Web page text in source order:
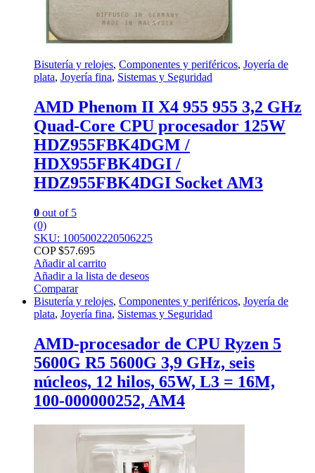
Bisutería y relojes, Componentes y periféricos, Joyería de
plata, Joyería fina, Sistemas y Seguridad
AMD Phenom II X4 955 955 3,2 GHz
Quad-Core CPU procesador 125W
HDZ955FBK4DGM /
HDX955FBK4DGI /
HDZ955FBK4DGI Socket AM3
0 out of 5
(0)
SKU: 1005002220506225
COP $57.695
Añadir al carrito
Añadir a la lista de deseos
Comparar
Bisutería y relojes, Componentes y periféricos, Joyería de
plata, Joyería fina, Sistemas y Seguridad
AMD-procesador de CPU Ryzen 5
5600G R5 5600G 3,9 GHz, seis
núcleos, 12 hilos, 65W, L3 = 16M,
100-000000252, AM4